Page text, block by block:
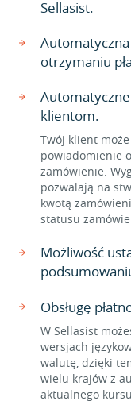
Sellasist.
otrzymaniu
klientom.
Twój klient
powiadomienie
zamówienie.
pozwalają na
kwotą
statusu
Możliwość
Obsługę
W Sellasist
wersjach
walutę, dzięki
wielu krajów z
aktualnego